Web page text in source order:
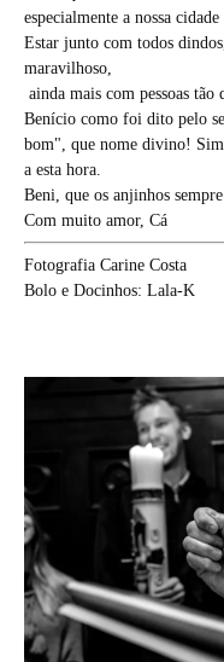
especialmente a nossa
Estar junto com todos
maravilhoso,
ainda mais com pessoas tão
Benício como foi dito pelo
bom", que nome divino!
a esta hora.
Beni, que os anjinhos
Com muito amor, Cá
Fotografia Carine Costa
Bolo e Docinhos: Lala-K